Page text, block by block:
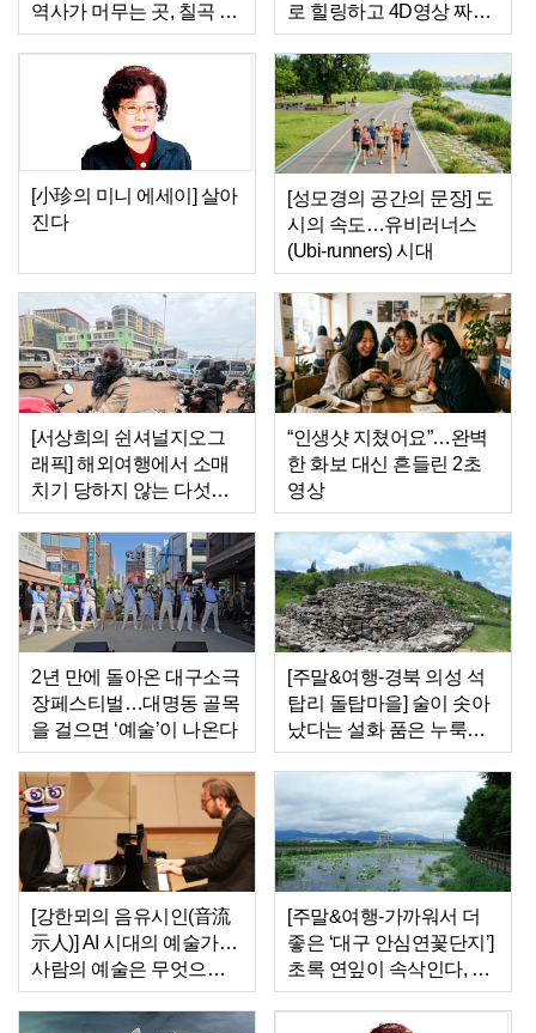
역사가 머무는 곳, 칠곡 가
실성당
로 힐링하고 4D영상 짜릿
한 체험…밀양서 만난 ‘웰
니스의 정석’
[小珍의 미니 에세이] 살아
진다
[성모경의 공간의 문장] 도
시의 속도…유비러너스
(Ubi-runners) 시대
[서상희의 쉰셔널지오그
래픽] 해외여행에서 소매
치기 당하지 않는 다섯가
지 방법
“인생샷 지쳤어요”…완벽
한 화보 대신 흔들린 2초
영상
2년 만에 돌아온 대구소극
장페스티벌…대명동 골목
을 걸으면 ‘예술’이 나온다
[주말&여행-경북 의성 석
탑리 돌탑마을] 술이 솟아
났다는 설화 품은 누룩바
위, 이름은 술꾼이 지었을
[강한뫼의 음유시인(音流
示人)] AI 시대의 예술가…
사람의 예술은 무엇으로
남는가
[주말&여행-가까워서 더
좋은 ‘대구 안심연꽃단지’]
초록 연잎이 속삭인다, 천
천히 걸으라고…